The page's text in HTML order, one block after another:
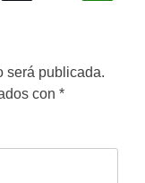
será publicada.
con *